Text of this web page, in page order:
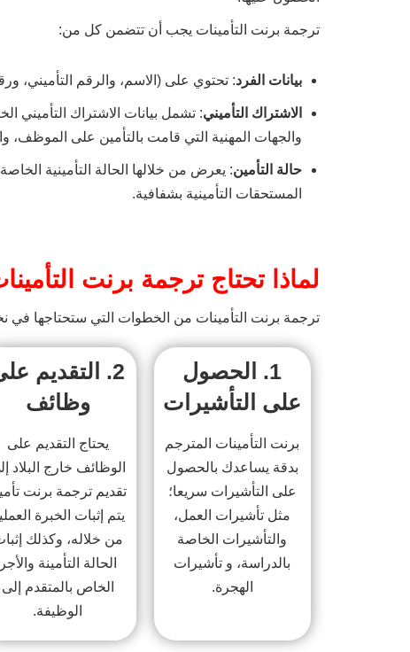
ترجمة برنت التأمينات يجب أن تتضمن كل من:
بيانات الفرد: تحتوي على (الاسم، والرقم التأميني،
الاشتراك التأميني: تشمل بيانات الاشتراك التأميني
والجهات المهنية التي قامت بالتأمين على الموظف،
حالة التأمين: يعرض من خلالها الحالة التأمينية
المستحقات التأمينية بشفافية.
لماذا تحتاج ترجمة برنت
ترجمة برنت التأمينات من الخطوات التي ستحتاجها في
1.
الحصول
على التأشيرات
برنت التأمينات المترجم
بدقة يساعدك بالحصول
على التأشيرات سريعا؛
مثل تأشيرات العمل،
والتأشيرات الخاصة
بالدراسة، و تأشيرات
الهجرة.
2.
التقديم
وظائف
يحتاج التقديم على
الوظائف خارج البلاد
تقديم ترجمة برنت
يتم إثبات الخبرة
من خلاله، وكذلك
الحالة التأمينة والأجر
الخاص بالمتقدم إلى
الوظيفة.